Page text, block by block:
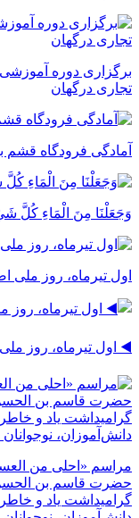
برگزاری دوره
تجاری درگهان
آمادگی فرودگاه قشم
وَجَعَلْنَا مِنَ الْمَاءِ كُلَّ
اول تیرماه، روز ملی
◀️ اول تیرماه، روز
مراسم «احلی من
حضرت قاسم بن
گرامیداشت یاد و